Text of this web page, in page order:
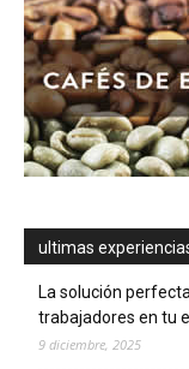
ultimas
La solución
trabajadores en tu
9 diciembre, 2025